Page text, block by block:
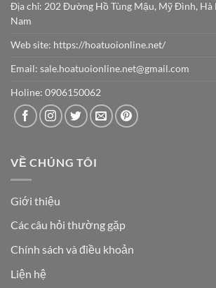
Địa chỉ: 202 Đường Hồ Tùng Mậu, Mỹ Đình,
Nam
Web site: https://hoatuoionline.net/
Email: sale.hoatuoionline.net@gmail.com
Holine: 0906150062
VỀ CHÚNG TÔI
Giới thiệu
Các câu hỏi thường gặp
Chính sách và điều khoản
Liện hệ